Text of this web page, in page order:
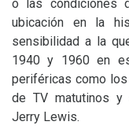
o las condiciones
ubicación en la
sensibilidad a la
1940 y 1960 en
periféricas como
de TV matutinos
Jerry Lewis.